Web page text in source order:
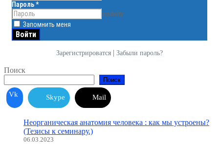
Пароль*
visibility
Запомнить меня
Зарегистрироватся | Забыли пароль?
Поиск
Поиск
Vk Skype Mail
Неорганическая анатомия человека : как мы устроены?
(Тезисы к семинару.)
06.03.2023